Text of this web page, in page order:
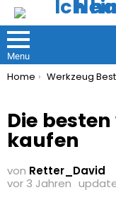
Menu
You are here:
Home Werkzeug
Die
kaufen
von Retter_David
vor 3 Jahren